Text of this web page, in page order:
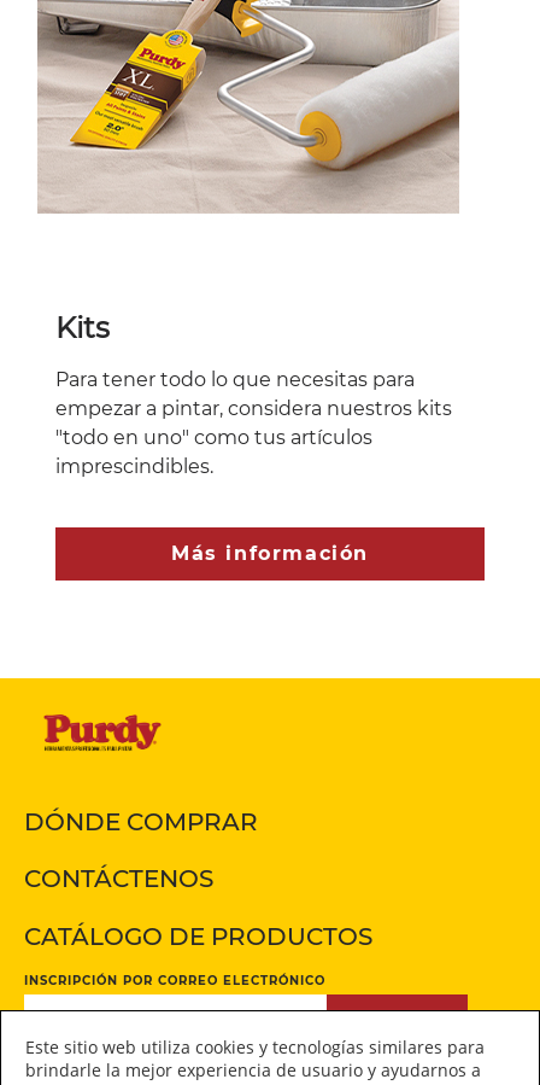
Kits
Para tener todo lo que necesitas para
empezar a pintar, considera nuestros kits
"todo en uno" como tus artículos
imprescindibles.
Más información
DÓNDE COMPRAR
CONTÁCTENOS
CATÁLOGO DE PRODUCTOS
INSCRIPCIÓN POR CORREO ELECTRÓNICO
Este sitio web utiliza cookies y tecnologías similares para
brindarle la mejor experiencia de usuario y ayudarnos a